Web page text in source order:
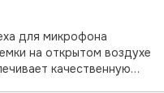
для микрофона
на открытом воздухе
качественную
ZV-E10 и Sony ZV-1.